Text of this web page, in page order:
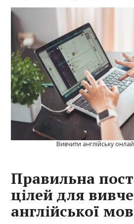
Вивчити англійську
Правильна
цілей для
англійської